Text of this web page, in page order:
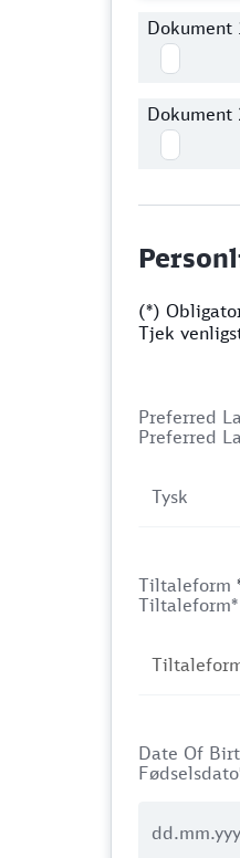
Dokument
Dokument
(*)
Tjek
Preferred
Preferred
Tiltaleform
Tiltaleform*
Date Of